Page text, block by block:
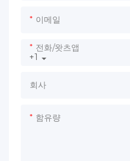
이메일
+1
전화/왓츠앱
회사
함유량